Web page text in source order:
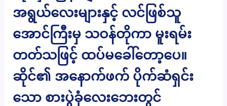
အရွယ်လေးများနှင့် လင်ဖြစ်သူ
အောင်ကြီးမှ သဝန်တိုကာ မူးရမ်း
တတ်သဖြင့် ထပ်မခေါ်တော့ပေ။
ဆိုင်၏ အနောက်ဖက် ပိုက်ဆံရှင်း
သော စားပွဲခုံလေးဘေးတွင်